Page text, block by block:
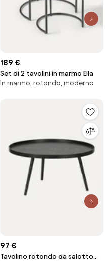
189 €
Set di 2 tavolini in marmo Ella
In marmo, rotondo, moderno
97 €
Tavolino rotondo da salotto